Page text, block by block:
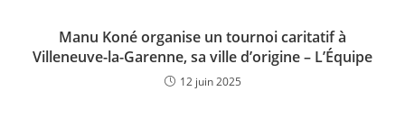
Manu Koné organise un tournoi caritatif à
Villeneuve-la-Garenne, sa ville d’origine – L’Équipe
12 juin 2025